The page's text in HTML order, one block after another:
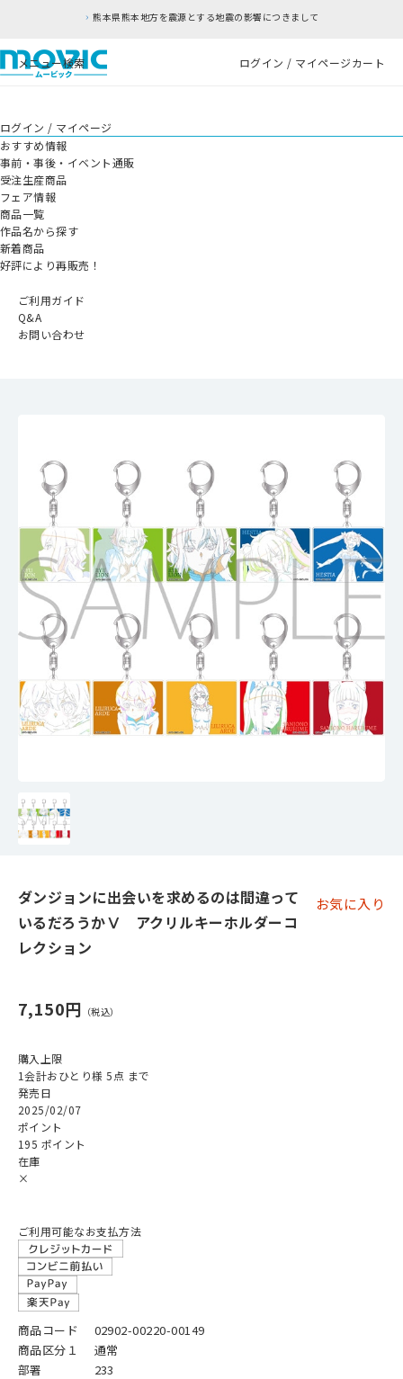
熊本県熊本地方を震源とする地震の影響につきまして
メニュー検索 ログイン / マイページカート
ログイン / マイページ
おすすめ情報
事前・事後・イベント通販
受注生産商品
フェア情報
商品一覧
作品名から探す
新着商品
好評により再販売！
ご利用ガイド
Q&A
お問い合わせ
ダンジョンに出会いを求めるのは間違って
いるだろうかⅤ アクリルキーホルダーコ
レクション
お気に入り
7,150円
購入上限
1会計おひとり様 5点 まで
発売日
2025/02/07
ポイント
195 ポイント
在庫
×
ご利用可能なお支払方法
商品コード
02902-00220-00149
商品区分１
通常
部署
233